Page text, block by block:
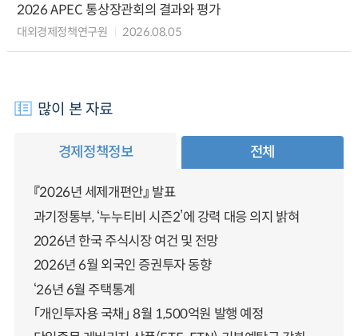
2026 APEC 통상장관회의 결과와 평가
대외경제정책연구원 2026.08.05
많이 본 자료
경제정책정보 전체
『2026년 세제개편안』 발표
과기정통부, ‘누누티비 시즌2’에 강력 대응 의지 밝혀
2026년 한국 주식시장 여건 및 전망
2026년 6월 외국인 증권투자 동향
‘26년 6월 주택통계
「개인투자용 국채」 8월 1,500억원 발행 예정